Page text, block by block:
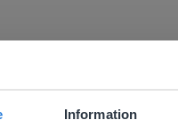
Information
Upptäck mer!
Sommar